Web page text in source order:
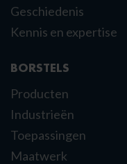
Geschiedenis
Kennis en expertise
BORSTELS
Producten
Industrieën
Toepassingen
Maatwerk